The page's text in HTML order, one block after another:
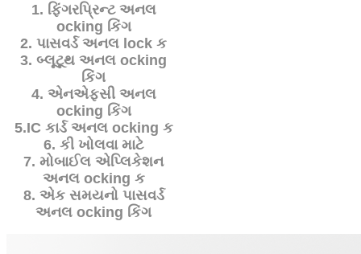
1. ફિંગરપ્રિન્ટ અનલ
ocking કિંગ
2. પાસવર્ડ અનલ lock ક
3. બ્લૂટૂથ અનલ ocking
કિંગ
4. એનએફસી અનલ
ocking કિંગ
5.IC કાર્ડ અનલ ocking ક
6. કી ખોલવા માટે
7. મોબાઈલ એપ્લિકેશન
અનલ ocking ક
8. એક સમયનો પાસવર્ડ
અનલ ocking કિંગ